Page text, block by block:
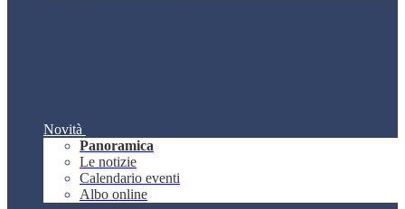
Novità
Panoramica
Le notizie
Calendario eventi
Albo online